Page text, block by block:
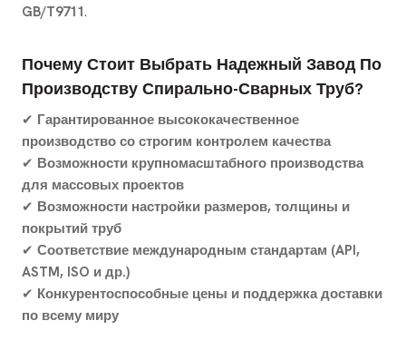
GB/T9711.
Почему Стоит Выбрать Надежный Завод По
Производству Спирально-Сварных Труб?
✔ Гарантированное высококачественное
производство со строгим контролем качества
✔ Возможности крупномасштабного производства
для массовых проектов
✔ Возможности настройки размеров, толщины и
покрытий труб
✔ Соответствие международным стандартам (API,
ASTM, ISO и др.)
✔ Конкурентоспособные цены и поддержка доставки
по всему миру